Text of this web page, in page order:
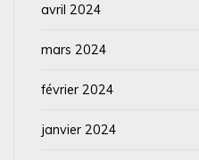
avril 2024
mars 2024
février 2024
janvier 2024